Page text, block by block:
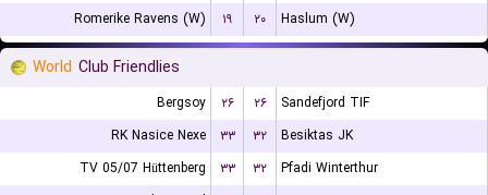
Romerike Ravens (W)
۱۹ ۲۰ Haslum (W)
World Club Friendlies
Bergsoy ۲۶ ۲۶
Sandefjord TIF
RK Nasice Nexe
۳۳ ۳۲
Besiktas JK
TV 05/07 Hüttenberg
۳۳ ۳۲
Pfadi Winterthur